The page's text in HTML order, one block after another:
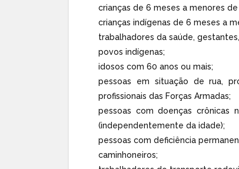
crianças de 6 meses a menores de
crianças indígenas de 6 meses a
trabalhadores da saúde,
povos indígenas;
idosos com 60 anos ou mais;
pessoas em situação de rua,
profissionais das Forças Armadas;
pessoas com doenças crônicas
(independentemente da idade);
pessoas com deficiência
caminhoneiros;